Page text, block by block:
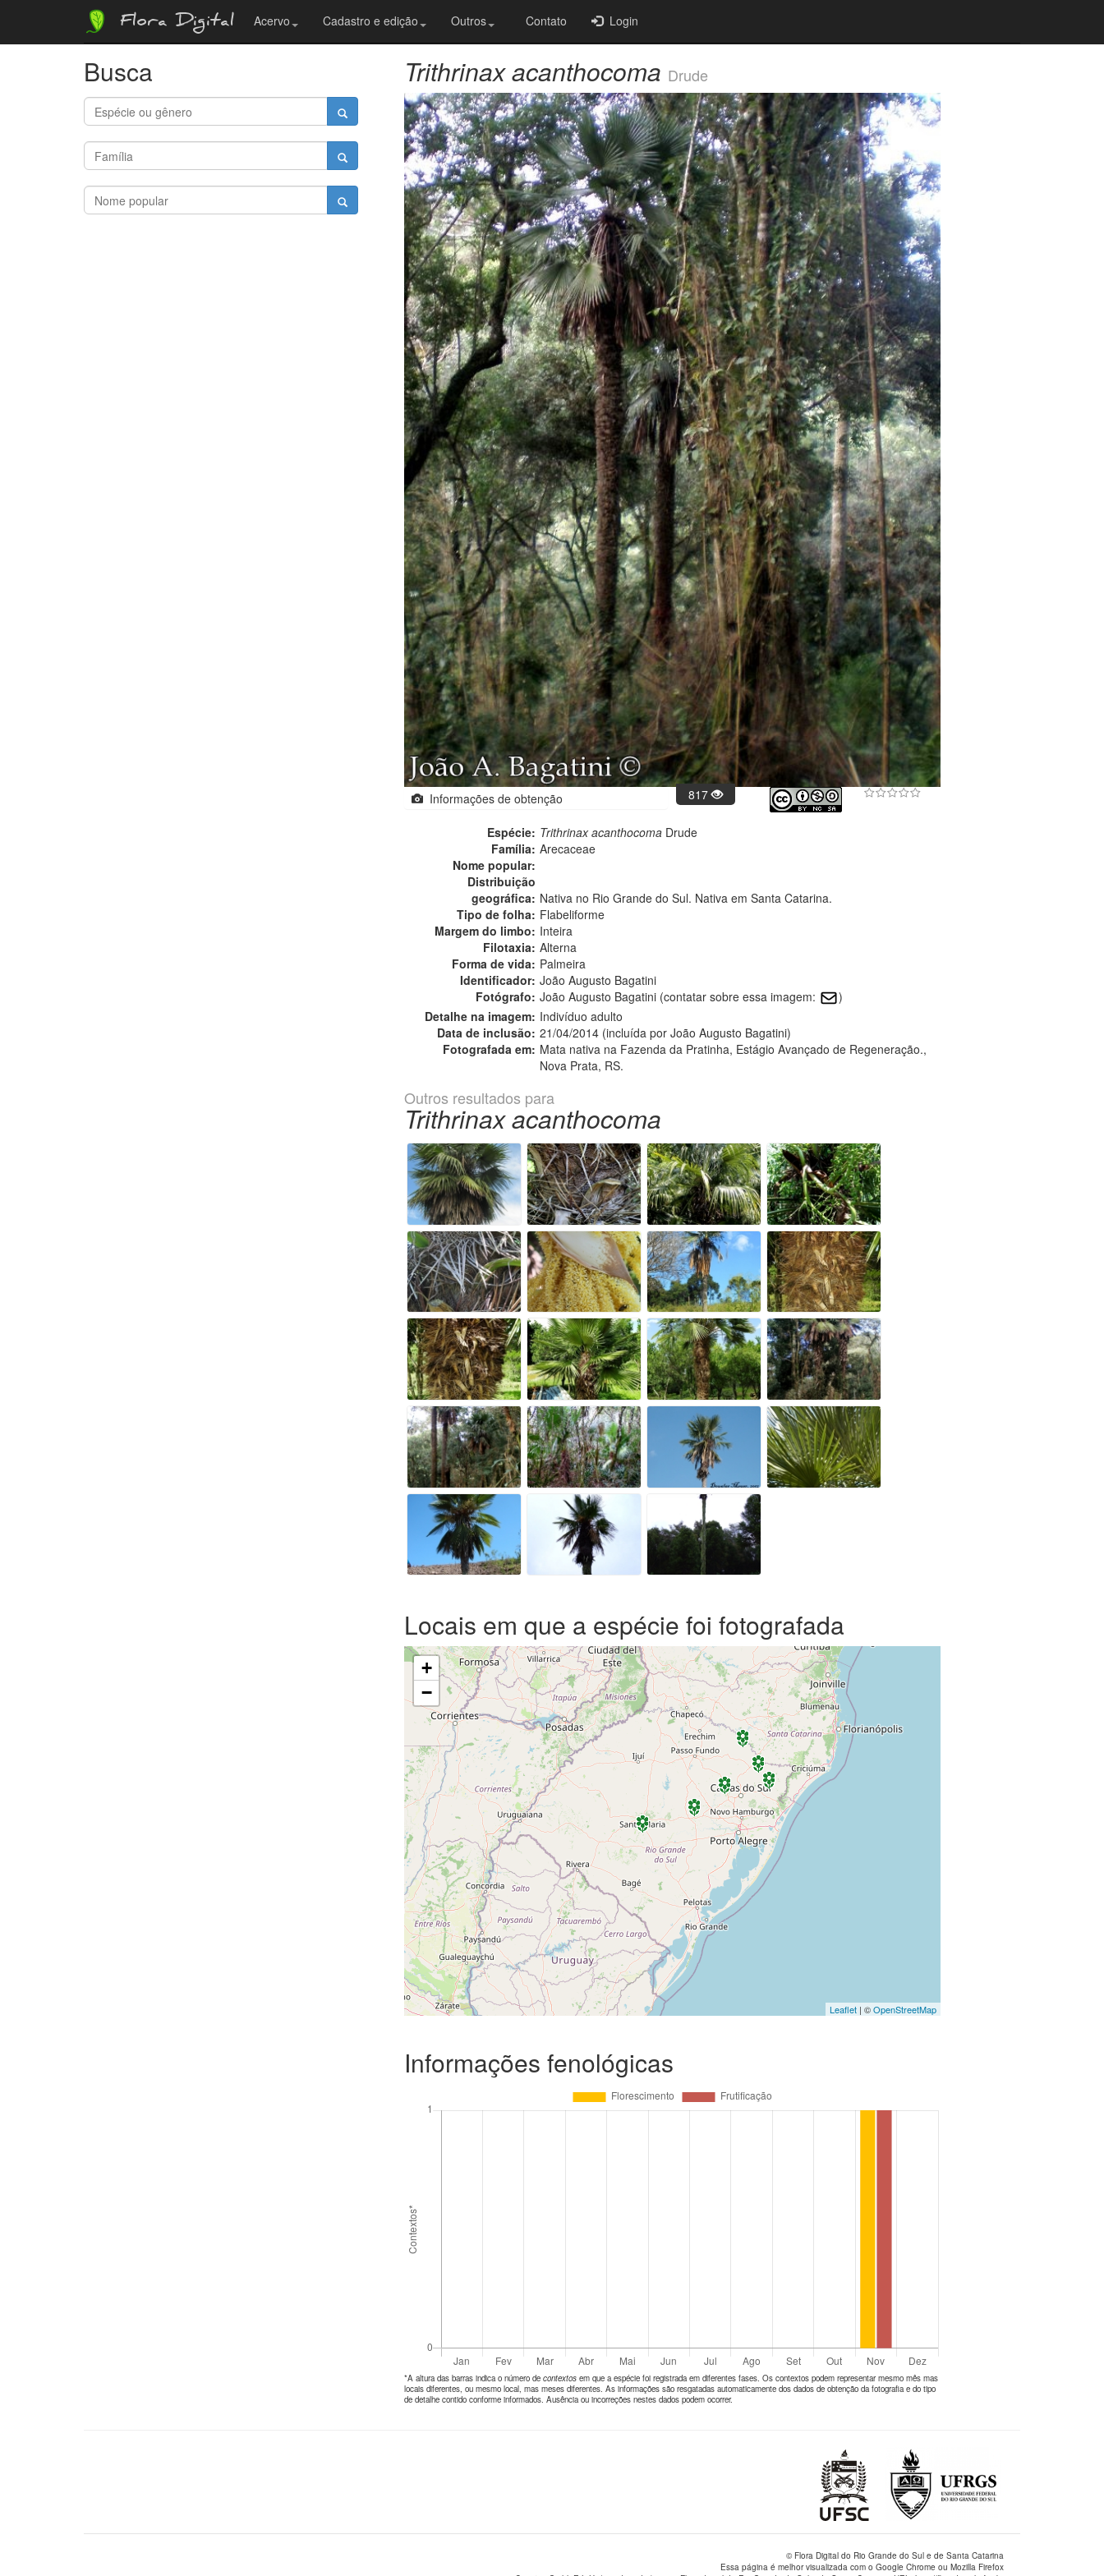
Flora Digital Acervo Cadastro e edição Outros Contato Login
Busca Trithrinax acanthocoma Drude
Informações de obtenção 817
Espécie: Trithrinax acanthocoma Drude
Família: Arecaceae
Nome popular:
Distribuição
geográfica: Nativa no Rio Grande do Sul. Nativa em Santa Catarina.
Tipo de folha: Flabeliforme
Margem do limbo: Inteira
Filotaxia: Alterna
Forma de vida: Palmeira
Identificador: João Augusto Bagatini
Fotógrafo: João Augusto Bagatini (contatar sobre essa imagem:
)
Detalhe na imagem: Indivíduo adulto
Data de inclusão: 21/04/2014 (incluída por João Augusto Bagatini)
Fotografada em: Mata nativa na Fazenda da Pratinha, Estágio Avançado de Regeneração.,
Nova Prata, RS.
Outros resultados para
Trithrinax acanthocoma
Locais em que a espécie foi fotografada
+
−
Leaflet| ©OpenStreetMap
Informações fenológicas
*A altura das barras indica o número de contextos em que a espécie foi registrada em diferentes fases. Os contextos podem representar mesmo mês mas
locais diferentes, ou mesmo local, mas meses diferentes. As informações são resgatadas automaticamente dos dados de obtenção da fotografia e do tipo
de detalhe contido conforme informados. Ausência ou incorreções nestes dados podem ocorrer.
© Flora Digital do Rio Grande do Sul e de Santa Catarina
Essa página é melhor visualizada com o Google Chrome ou Mozilla Firefox